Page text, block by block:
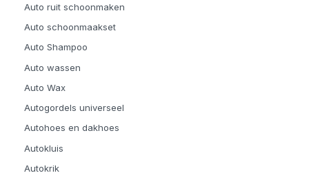
Auto ruit schoonmaken
Auto schoonmaakset
Auto Shampoo
Auto wassen
Auto Wax
Autogordels universeel
Autohoes en dakhoes
Autokluis
Autokrik